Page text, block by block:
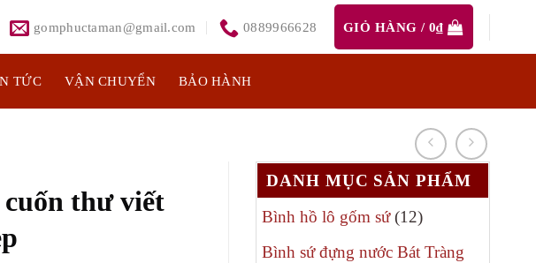
gomphuctaman@gmail.com 0889966628 GIỎ HÀNG / 0₫
TỨC VẬN CHUYỂN BẢO HÀNH
DANH MỤC SẢN PHẨM
Bình hồ lô gốm sứ 1212
Bình sứ đựng nước Bát Tràng
thư viết